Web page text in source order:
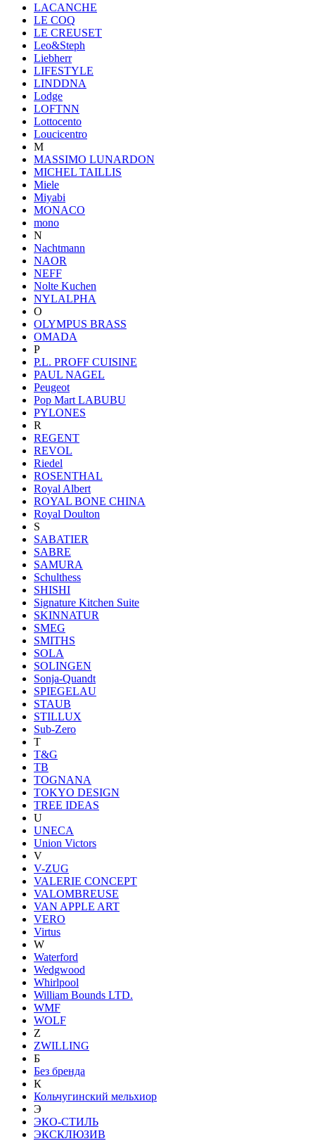
LACANCHE
LE COQ
LE CREUSET
Leo&Steph
Liebherr
LIFESTYLE
LINDDNA
Lodge
LOFTNN
Lottocento
Loucicentro
M
MASSIMO LUNARDON
MICHEL TAILLIS
Miele
Miyabi
MONACO
mono
N
Nachtmann
NAOR
NEFF
Nolte Kuchen
NYLALPHA
O
OLYMPUS BRASS
OMADA
P
P.L. PROFF CUISINE
PAUL NAGEL
Peugeot
Pop Mart LABUBU
PYLONES
R
REGENT
REVOL
Riedel
ROSENTHAL
Royal Albert
ROYAL BONE CHINA
Royal Doulton
S
SABATIER
SABRE
SAMURA
Schulthess
SHISHI
Signature Kitchen Suite
SKINNATUR
SMEG
SMITHS
SOLA
SOLINGEN
Sonja-Quandt
SPIEGELAU
STAUB
STILLUX
Sub-Zero
T
T&G
TB
TOGNANA
TOKYO DESIGN
TREE IDEAS
U
UNECA
Union Victors
V
V-ZUG
VALERIE CONCEPT
VALOMBREUSE
VAN APPLE ART
VERO
Virtus
W
Waterford
Wedgwood
Whirlpool
William Bounds LTD.
WMF
WOLF
Z
ZWILLING
Б
Без бренда
К
Кольчугинский мельхиор
Э
ЭКО-СТИЛЬ
ЭКСКЛЮЗИВ